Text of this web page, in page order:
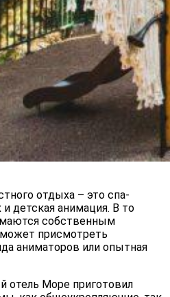
отдыха – это спа-
детская анимация. В то
собственным
присмотреть
аниматоров или опытная
отель Море приготовил